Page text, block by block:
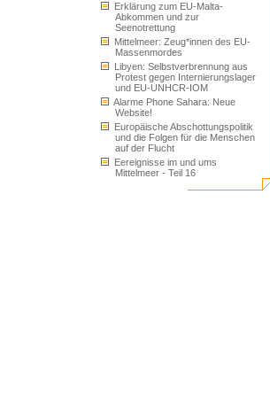
Erklärung zum EU-Malta-
Abkommen und zur
Seenotrettung
Mittelmeer: Zeug*innen des EU-
Massenmordes
Libyen: Selbstverbrennung aus
Protest gegen Internierungslager
und EU-UNHCR-IOM
Alarme Phone Sahara: Neue
Website!
Europäische Abschottungspolitik
und die Folgen für die Menschen
auf der Flucht
Eereignisse im und ums
Mittelmeer - Teil 16